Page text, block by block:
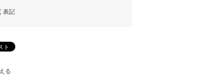
表記
る